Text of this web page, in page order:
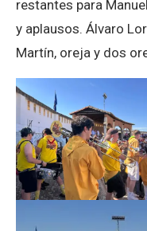
restantes para
y aplausos. Álvaro
Martín, oreja y dos